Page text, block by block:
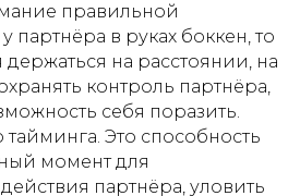
правильной
партнёра в руках боккен, то
держаться на расстоянии, на
контроль партнёра,
себя поразить.
тайминга. Это способность
момент для
партнёра, уловить